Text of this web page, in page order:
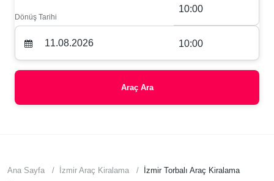
Dönüş Tarihi
10:00
10:00
Araç Ara
Ana Sayfa İzmir Araç Kiralama İzmir Torbalı Araç Kiralama